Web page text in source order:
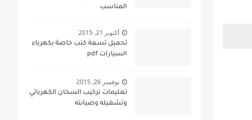
المناسب
أكتوبر 21, 2015
تحميل تسعة كتب خاصة بكهرباء
السيارات pdf
نوفمبر 26, 2015
تعليمات تركيب السخان الكهربائي
وتشغيله وصيانته